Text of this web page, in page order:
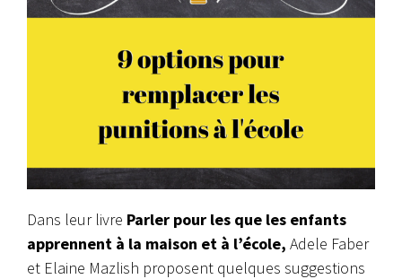
Dans leur livre Parler pour les que les enfants
apprennent à la maison et à l’école, Adele Faber
et Elaine Mazlish proposent quelques suggestions